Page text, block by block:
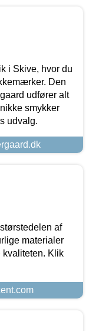
i Skive, hvor du
Den
udfører alt
smykker
udvalg.
af
materialer
kvaliteten. Klik